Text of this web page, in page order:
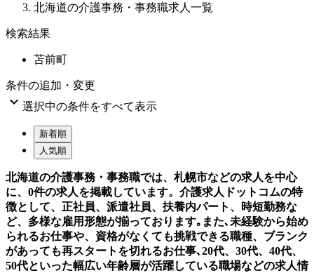
北海道の介護事務・事務職求人一覧
検索結果
苫前町
条件の追加・変更
 選択中の条件をすべて表示
新着順
人気順
北海道の介護事務・事務職では、札幌市などの求人を中心
に、0件の求人を掲載しています。介護求人ドットコムの特
徴として、正社員、派遣社員、扶養内パート、時短勤務な
ど、多様な雇用形態が揃っております｡また､未経験から始め
られるお仕事や、資格がなくても挑戦できる職種、ブランク
があっても再スタートを切れるお仕事､20代、30代、40代、
50代といった幅広い年齢層が活躍している職場などの求人情